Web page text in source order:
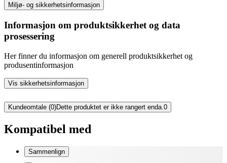
Miljø- og sikkerhetsinformasjon
Informasjon om produktsikkerhet og data
prosessering
Her finner du informasjon om generell produktsikkerhet og
produsentinformasjon
Vis sikkerhetsinformasjon
Kundeomtale (0)Dette produktet er ikke rangert enda.0
Kompatibel med
Sammenlign